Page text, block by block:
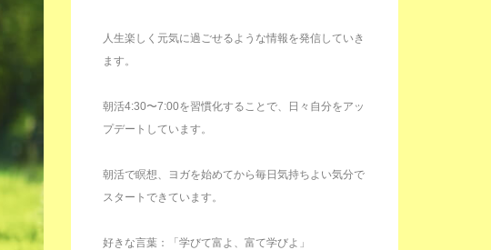
人生楽しく元気に過ごせるような情報を発信していき
ます。
朝活4:30〜7:00を習慣化することで、日々自分をアッ
プデートしています。
朝活で瞑想、ヨガを始めてから毎日気持ちよい気分で
スタートできています。
好きな言葉：「学びて富よ、富て学びよ」